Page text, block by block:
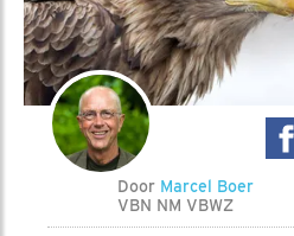
Door Marcel Boer
VBN NM VBWZ